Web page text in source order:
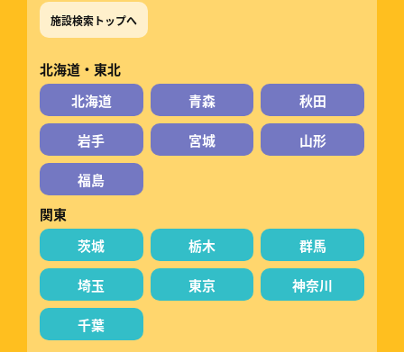
施設検索トップへ
北海道・東北
北海道
青森 秋田
岩手 宮城 山形
福島
関東
茨城
栃木 群馬
埼玉 東京 神奈川
千葉